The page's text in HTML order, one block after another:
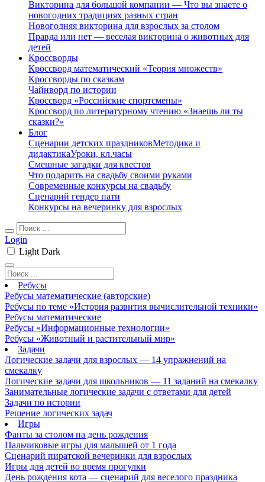
Викторина для большой компании — Что вы знаете о
новогодних традициях разных стран
Новогодняя викторина для взрослых за столом
Правда или нет — веселая викторина о животных для
детей
Кроссворды
Кроссворд математический «Теория множеств»
Кроссворды по сказкам
Чайнворд по истории
Кроссворд «Российские спортсмены»
Кроссворд по литературному чтению «Знаешь ли ты
сказки?»
Блог
Сценарии детских праздниковМетодика и
дидактикаУроки, кл.часы
Смешные загадки для квестов
Что подарить на свадьбу своими руками
Современные конкурсы на свадьбу
Сценарий гендер пати
Конкурсы на вечеринку для взрослых
Login
Light Dark
Ребусы
Ребусы математические (авторские)
Ребусы по теме «История развития вычислительной техники»
Ребусы математические
Ребусы «Информационные технологии»
Ребусы «Животный и растительный мир»
Задачи
Логические задачи для взрослых — 14 упражнений на
смекалку
Логические задачи для школьников — 11 заданий на смекалку
Занимательные логические задачи с ответами для детей
Задачи по истории
Решение логических задач
Игры
Фанты за столом на день рождения
Пальчиковые игры для малышей от 1 года
Сценарий пиратской вечеринки для взрослых
Игры для детей во время прогулки
День рождения кота — сценарий для веселого праздника